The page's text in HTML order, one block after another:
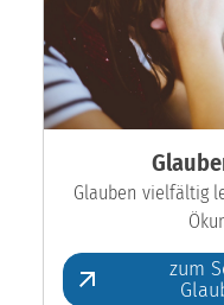
Glauben vielfältig
zum